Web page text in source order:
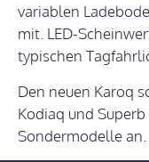
variablen
mit. LED-
typischen
Den neuen Karoq
Kodiaq und
Sondermodelle an.